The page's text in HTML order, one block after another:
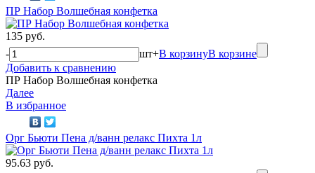
ПР Набор Волшебная конфетка
135 руб.
-
шт+В корзинуВ корзине
Добавить к сравнению
ПР Набор Волшебная конфетка
Далее
В избранное
Орг Бьюти Пена д/ванн релакс Пихта 1л
95.63 руб.